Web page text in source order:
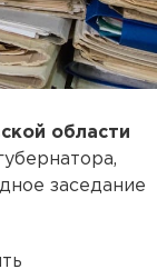
области
заседание